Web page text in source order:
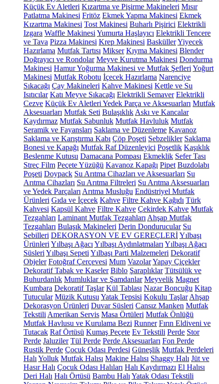
Küçük Ev Aletleri Kızartma ve Pişirme Makineleri Mısır
Patlatma Makinesi Fritöz Ekmek Yapma Makinesi Ekmek
Kızartma Makinesi Tost Makinesi Buharlı Pişirici Elektrikli
Izgara Waffle Makinesi Yumurta Haşlayıcı Elektrikli Tencere
ve Tava Pizza Makinesi Krep Makinesi BasküllerYiyecek
Hazırlama Mutfak Tartısı Mikser Kıyma Makinesi Blender
Doğrayıcı ve Rondolar Meyve Kurutma Makinesi Dondurma
Makinesi Hamur Yoğurma Makinesi ve Mutfak Şefleri Yoğurt
Makinesi Mutfak Robotu İçecek Hazırlama Narenciye
Sıkacağı Çay Makineleri Kahve Makinesi Kettle ve Su
Isıtıcılar Katı Meyve Sıkacağı Elektrikli Semaver Elektrikli
Cezve Küçük Ev Aletleri Yedek Parça ve Aksesuarları Mutfak
Aksesuarları Mutfak Seti Bulaşıklık Askı ve Kancalar
Kaydırmaz Mutfak Sabunluk Mutfak Havluluk Mutfak
Seramik ve Fayansları Saklama ve Düzenleme Kavanoz
Saklama ve Karıştırma Kabı Çöp Poşeti Sebzelikler Saklama
Bonesi ve Kapağı Mutfak Raf Düzenleyici Poşetlik Kaşıklık
Beslenme Kutusu Damacana Pompası Ekmeklik Sefer Tası
Streç Film Peçete Yüzüğü Kavanoz Kapağı Pipet Buzdolabı
Poşeti Doypack Su Arıtma Cihazları ve Aksesuarları Su
Arıtma Cihazları Su Arıtma Filtreleri Su Arıtma Aksesuarları
ve Yedek Parçaları Arıtma Musluğu Endüstriyel Mutfak
Ürünleri Gıda ve İçecek Kahve Filtre Kahve Kağıdı Türk
Kahvesi Kapsül Kahve Filtre Kahve Çekirdek Kahve Mutfak
Tezgahları Laminant Mutfak Tezgahları Ahşap Mutfak
Tezgahları Bulaşık Makineleri Derin Dondurucular Su
Sebilleri DEKORASYON VE EV GEREÇLERİYılbaşı
Ürünleri Yılbaşı Ağacı Yılbaşı Aydınlatmaları Yılbaşı Ağacı
Süsleri Yılbaşı Sepeti Yılbaşı Parti Malzemeleri Dekoratif
Objeler Fotoğraf Çerçevesi Mum VazolarYapay Çiçekler
Dekoratif Tabak ve Kaseler Biblo Şaraplıklar Tütsülük ve
Buhurdanlık Mumluklar ve Şamdanlar Meyvelik Magnet
Kumbara Dekoratif Taşlar Kül Tablası Nazar Boncuğu Kitap
Tutucular Müzik Kutusu Yatak Tepsisi Kokulu Taşlar Ahşap
Dekorasyon Ürünleri Duvar Süsleri Cansız Manken Mutfak
Tekstili Amerikan Servis Masa Örtüleri Mutfak Önlüğü
Mutfak Havlusu ve Kurulama Bezi Runner Fırın Eldiveni ve
Tutacak Raf Örtüsü Kumaş Peçete Ev Tekstili Perde Stor
Perde Jaluziler Tül Perde Perde Aksesuarları Fon Perde
Rustik Perde Çocuk Odası Perdesi Güneşlik Mutfak Perdeleri
Halı Yolluk Mutfak Halısı Makine Halısı Shaggy Halı Jüt ve
Hasır Halı Çocuk Odası Halıları Halı Kaydırmazı El Halısı
Deri Halı Halı Örtüsü Bambu Halı Yatak Odası Tekstili